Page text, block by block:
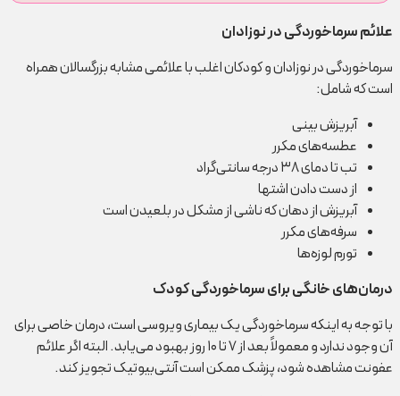
علائم سرماخوردگی در نوزادان
سرماخوردگی در نوزادان و کودکان اغلب با علائمی مشابه بزرگسالان همراه
است که شامل:
آبریزش بینی
عطسه‌های مکرر
تب تا دمای ۳۸ درجه سانتی‌گراد
از دست دادن اشتها
آبریزش از دهان که ناشی از مشکل در بلعیدن است
سرفه‌های مکرر
تورم لوزه‌ها
درمان‌های خانگی برای سرماخوردگی کودک
با توجه به اینکه سرماخوردگی یک بیماری ویروسی است، درمان خاصی برای
آن وجود ندارد و معمولاً بعد از ۷ تا ۱۰ روز بهبود می‌یابد. البته اگر علائم
عفونت مشاهده شود، پزشک ممکن است آنتی‌بیوتیک تجویز کند.